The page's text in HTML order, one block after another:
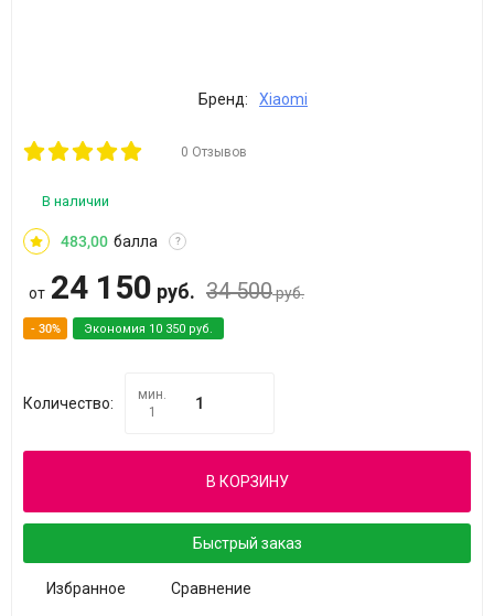
Бренд: Xiaomi
0 Отзывов
В наличии
483,00 балла ?
от 24 150 руб. 34 500руб.
- 30% Экономия 10 350 руб.
Количество:
мин.
1
В КОРЗИНУ
Быстрый заказ
Избранное Сравнение